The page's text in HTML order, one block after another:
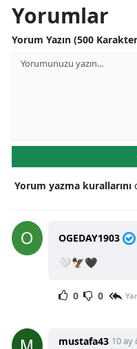
Yorumlar
Yorum Yazın (500
Yorum yazma kurallarını
OGEDAY1903
🤍🦅🖤
0 0
mustafa43 10 ay